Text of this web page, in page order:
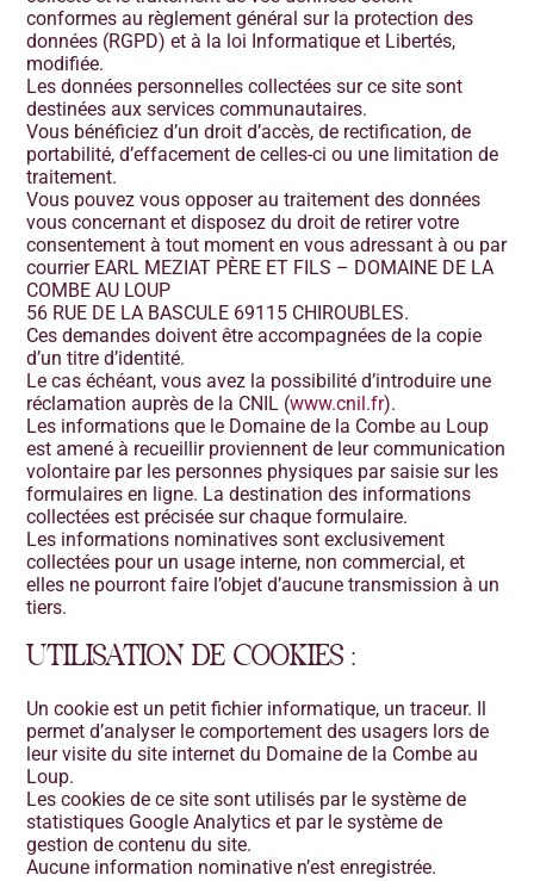
conformes au règlement général sur la protection des
données (RGPD) et à la loi Informatique et Libertés,
modifiée.
Les données personnelles collectées sur ce site sont
destinées aux services communautaires.
Vous bénéficiez d’un droit d’accès, de rectification, de
portabilité, d’effacement de celles-ci ou une limitation de
traitement.
Vous pouvez vous opposer au traitement des données
vous concernant et disposez du droit de retirer votre
consentement à tout moment en vous adressant àou par
courrier EARL MEZIAT PÈRE ET FILS – DOMAINE DE LA
COMBE AU LOUP
56 RUE DE LA BASCULE 69115 CHIROUBLES.
Ces demandes doivent être accompagnées de la copie
d’un titre d’identité.
Le cas échéant, vous avez la possibilité d’introduire une
réclamation auprès de la CNIL (www.cnil.fr).
Les informations que le Domaine de la Combe au Loup
est amené à recueillir proviennent de leur communication
volontaire par les personnes physiques par saisie sur les
formulaires en ligne. La destination des informations
collectées est précisée sur chaque formulaire.
Les informations nominatives sont exclusivement
collectées pour un usage interne, non commercial, et
elles ne pourront faire l’objet d’aucune transmission à un
tiers.
UTILISATION DE COOKIES :
Un cookie est un petit fichier informatique, un traceur. Il
permet d’analyser le comportement des usagers lors de
leur visite du site internet du Domaine de la Combe au
Loup.
Les cookies de ce site sont utilisés par le système de
statistiques Google Analytics et par le système de
gestion de contenu du site.
Aucune information nominative n’est enregistrée.